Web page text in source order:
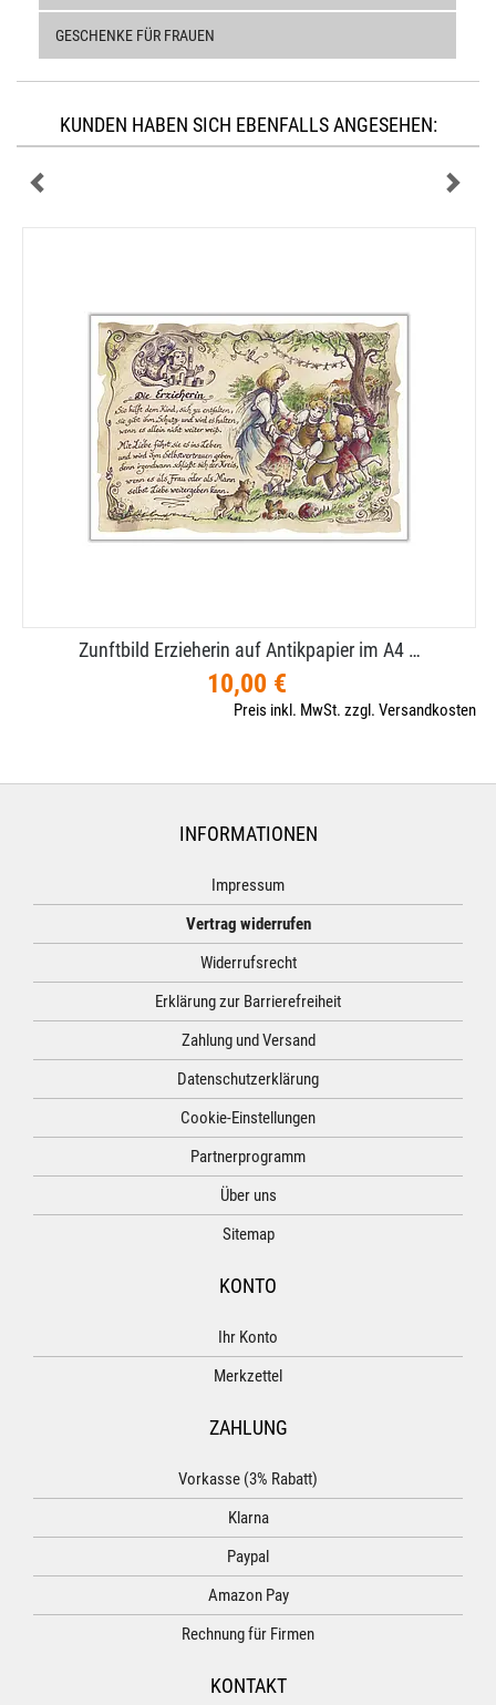
GESCHENKE FÜR FRAUEN
KUNDEN HABEN SICH EBENFALLS ANGESEHEN:
Zunftbild Erzieherin auf Antikpapier im A4 …
10,00 €
Preis inkl. MwSt. zzgl. Versandkosten
INFORMATIONEN
Impressum
Vertrag widerrufen
Widerrufsrecht
Erklärung zur Barrierefreiheit
Zahlung und Versand
Datenschutzerklärung
Cookie-Einstellungen
Partnerprogramm
Über uns
Sitemap
KONTO
Ihr Konto
Merkzettel
ZAHLUNG
Vorkasse (3% Rabatt)
Klarna
Paypal
Amazon Pay
Rechnung für Firmen
KONTAKT